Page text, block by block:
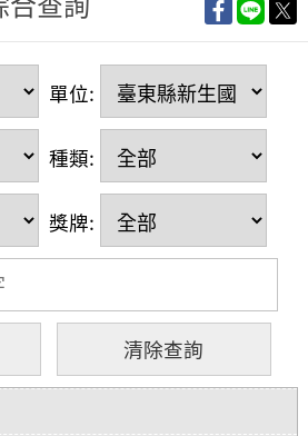
單位:
種類:
獎牌: